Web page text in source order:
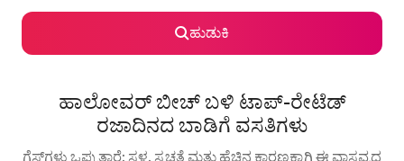
ಹುಡುಕಿ
ಹಾಲೋವರ್ ಬೀಚ್ ಬಳಿ ಟಾಪ್-ರೇಟೆಡ್
ರಜಾದಿನದ ಬಾಡಿಗೆ ವಸತಿಗಳು
ಗೆಸ್ಟ್‌ಗಳು ಒಪ್ಪುತ್ತಾರೆ: ಸ್ಥಳ, ಸ್ವಚ್ಛತೆ ಮತ್ತು ಹೆಚ್ಚಿನ ಕಾರಣಕ್ಕಾಗಿ ಈ ವಾಸ್ತವ್ಯದ